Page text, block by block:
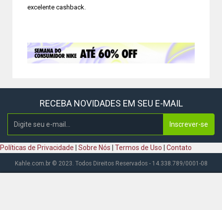
excelente cashback.
RECEBA NOVIDADES EM SEU E-MAIL
Inscrever-se
Políticas de Privacidade Sobre Nós Termos de Uso Contato
Kahle.com.br © 2023. Todos Direitos Reservados - 14.338.789/0001-08